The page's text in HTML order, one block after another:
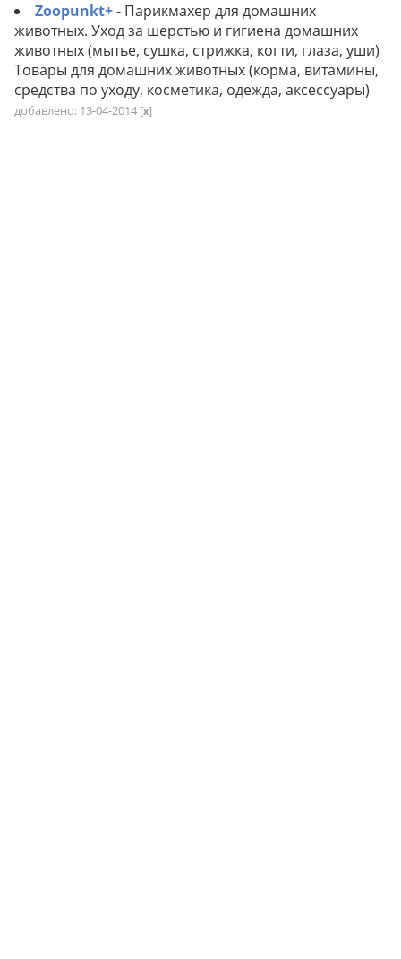
Zoopunkt+- Парикмахер для домашних
животных. Уход за шерстью и гигиена домашних
животных (мытье, сушка, стрижка, когти, глаза, уши)
Товары для домашних животных (корма, витамины,
средства по уходу, косметика, одежда, аксессуары)
добавлено: 13-04-2014 [x]